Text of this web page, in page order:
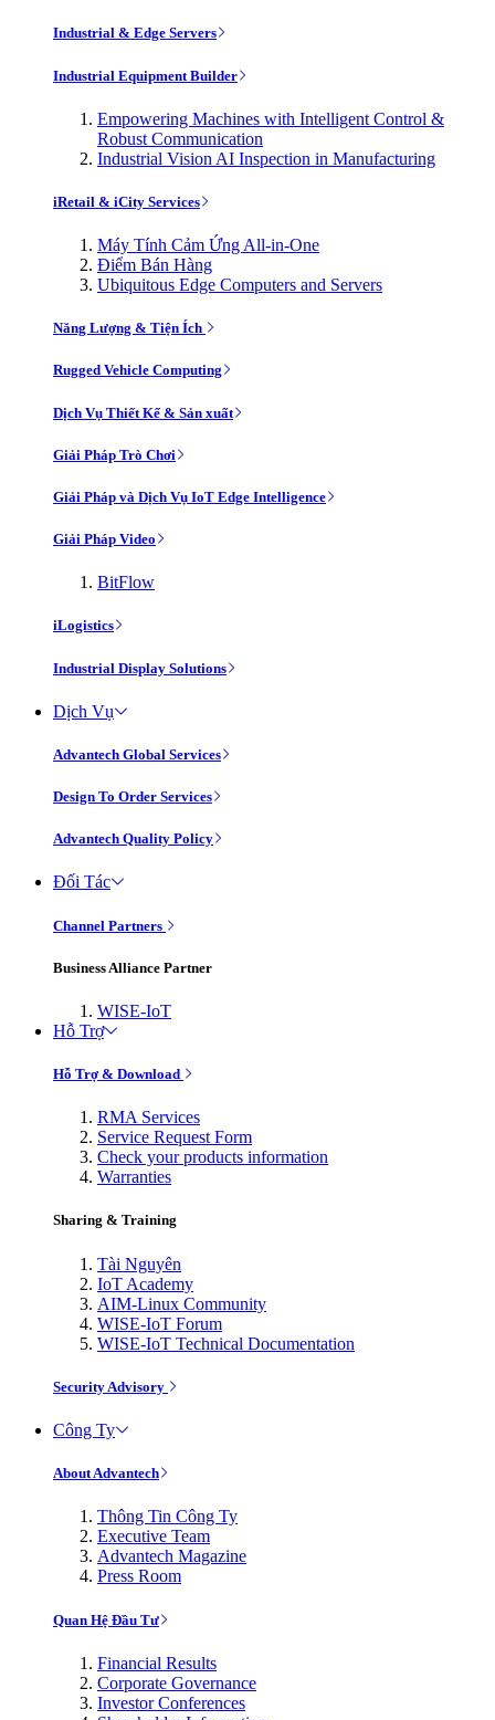
Industrial & Edge Servers
Industrial Equipment Builder
Empowering Machines with Intelligent Control &
Robust Communication
Industrial Vision AI Inspection in Manufacturing
iRetail & iCity Services
Máy Tính Cảm Ứng All-in-One
Điểm Bán Hàng
Ubiquitous Edge Computers and Servers
Năng Lượng & Tiện Ích
Rugged Vehicle Computing
Dịch Vụ Thiết Kế & Sản xuất
Giải Pháp Trò Chơi
Giải Pháp và Dịch Vụ IoT Edge Intelligence
Giải Pháp Video
BitFlow
iLogistics
Industrial Display Solutions
Dịch Vụ
Advantech Global Services
Design To Order Services
Advantech Quality Policy
Đối Tác
Channel Partners
Business Alliance Partner
WISE-IoT
Hỗ Trợ
Hỗ Trợ & Download
RMA Services
Service Request Form
Check your products information
Warranties
Sharing & Training
Tài Nguyên
IoT Academy
AIM-Linux Community
WISE-IoT Forum
WISE-IoT Technical Documentation
Security Advisory
Công Ty
About Advantech
Thông Tin Công Ty
Executive Team
Advantech Magazine
Press Room
Quan Hệ Đầu Tư
Financial Results
Corporate Governance
Investor Conferences